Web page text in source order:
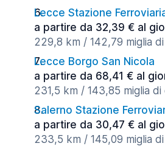
Lecce Stazione
a partire da 32,39 € al
229,8 km / 142,79 miglia
Lecce Borgo San Nicola
a partire da 68,41 € al
231,5 km / 143,85 miglia di
Salerno Stazione
a partire da 30,47 € al
233,5 km / 145,09 miglia